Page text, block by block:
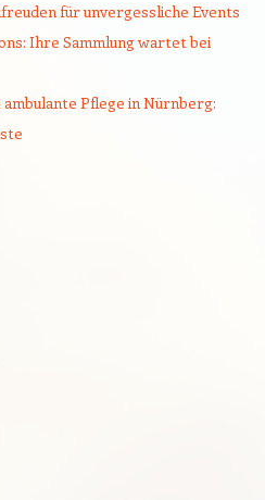
für unvergessliche Events
Ihre Sammlung wartet bei
Pflege in Nürnberg: